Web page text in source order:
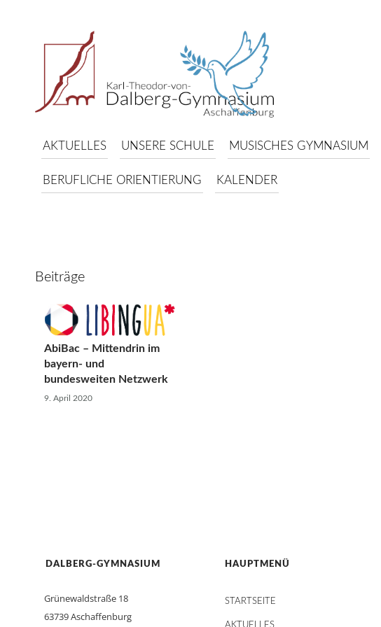
AKTUELLES UNSERE SCHULE MUSISCHES GYMNASIUM
BERUFLICHE ORIENTIERUNG KALENDER
Beiträge
AbiBac – Mittendrin im
bayern- und
bundesweiten Netzwerk
9. April 2020
DALBERG-GYMNASIUM
Grünewaldstraße 18
63739 Aschaffenburg
HAUPTMENÜ
STARTSEITE